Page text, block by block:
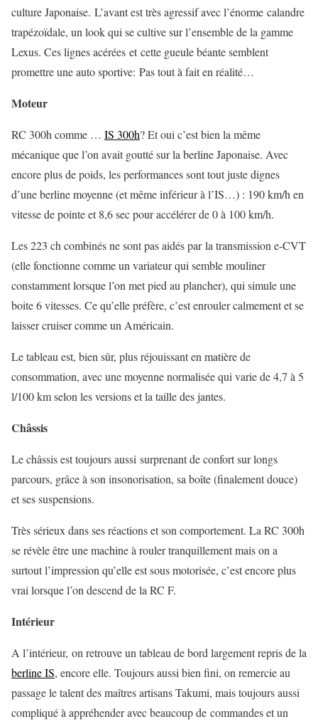
culture Japonaise. L’avant est très agressif avec l’énorme calandre
trapézoïdale, un look qui se cultive sur l’ensemble de la gamme
Lexus. Ces lignes acérées et cette gueule béante semblent
promettre une auto sportive: Pas tout à fait en réalité…
Moteur
RC 300h comme … IS 300h? Et oui c’est bien la même
mécanique que l’on avait goutté sur la berline Japonaise. Avec
encore plus de poids, les performances sont tout juste dignes
d’une berline moyenne (et même inférieur à l’IS…) : 190 km/h en
vitesse de pointe et 8,6 sec pour accélérer de 0 à 100 km/h.
Les 223 ch combinés ne sont pas aidés par la transmission e-CVT
(elle fonctionne comme un variateur qui semble mouliner
constamment lorsque l’on met pied au plancher), qui simule une
boite 6 vitesses. Ce qu’elle préfère, c’est enrouler calmement et se
laisser cruiser comme un Américain.
Le tableau est, bien sûr, plus réjouissant en matière de
consommation, avec une moyenne normalisée qui varie de 4,7 à 5
l/100 km selon les versions et la taille des jantes.
Châssis
Le châssis est toujours aussi surprenant de confort sur longs
parcours, grâce à son insonorisation, sa boîte (finalement douce)
et ses suspensions.
Très sérieux dans ses réactions et son comportement. La RC 300h
se révèle être une machine à rouler tranquillement mais on a
surtout l’impression qu’elle est sous motorisée, c’est encore plus
vrai lorsque l’on descend de la RC F.
Intérieur
A l’intérieur, on retrouve un tableau de bord largement repris de la
berline IS, encore elle. Toujours aussi bien fini, on remercie au
passage le talent des maîtres artisans Takumi, mais toujours aussi
compliqué à appréhender avec beaucoup de commandes et un